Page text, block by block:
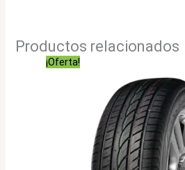
Productos relacionados
¡Oferta!